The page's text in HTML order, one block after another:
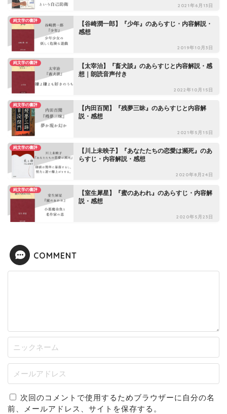
2021年6月13日
純文学の書評
【谷崎潤一郎】『少年』のあらすじ・内容解説・
感想
2019年10月3日
純文学の書評
【太宰治】『畜犬談』のあらすじと内容解説・感
想｜朗読音声付き
2022年10月15日
純文学の書評
【内田百閒】『残夢三昧』のあらすじと内容解
説・感想
2021年5月15日
純文学の書評
【川上未映子】『あなたたちの恋愛は瀕死』のあ
らすじ・内容解説・感想
2020年8月24日
純文学の書評
【室生犀星】『蜜のあわれ』のあらすじ・内容解
説・感想
2020年5月23日
COMMENT
次回のコメントで使用するためブラウザーに自分の名
前、メールアドレス、サイトを保存する。